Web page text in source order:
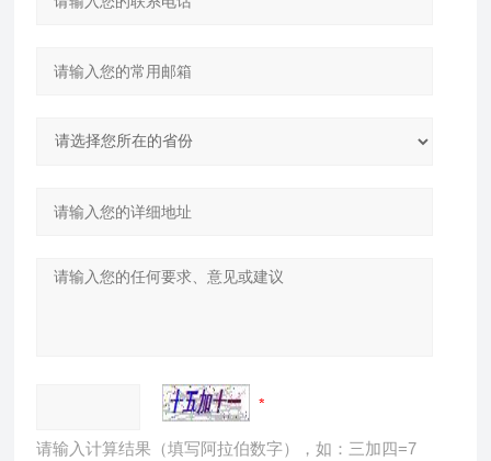
请输入计算结果（填写阿拉伯数字），如：三加四=7